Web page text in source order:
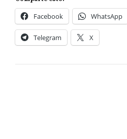
Facebook WhatsApp
Telegram X